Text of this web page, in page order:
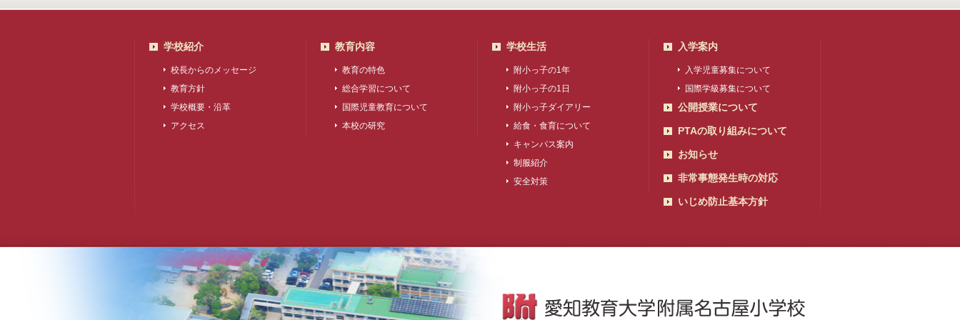
学校紹介
校長からのメッセージ
教育方針
学校概要・沿革
アクセス
教育内容
教育の特色
総合学習について
国際児童教育について
本校の研究
学校生活
附小っ子の1年
附小っ子の1日
附小っ子ダイアリー
給食・食育について
キャンパス案内
制服紹介
安全対策
入学案内
入学児童募集について
国際学級募集について
公開授業について
PTAの取り組みについて
お知らせ
非常事態発生時の対応
いじめ防止基本方針